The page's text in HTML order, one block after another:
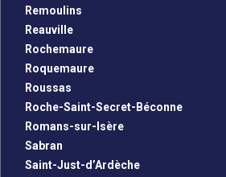
Remoulins
Reauville
Rochemaure
Roquemaure
Roussas
Roche-Saint-Secret-Béconne
Romans-sur-Isère
Sabran
Saint-Just-d’Ardèche